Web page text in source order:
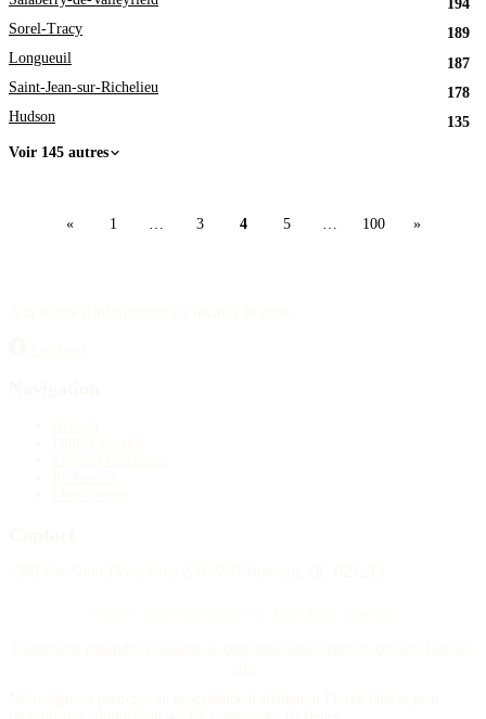
194
Sorel-Tracy
189
Longueuil
187
Saint-Jean-sur-Richelieu
178
Hudson
135
Voir 145 autres
« 1 3 4 5 100 »